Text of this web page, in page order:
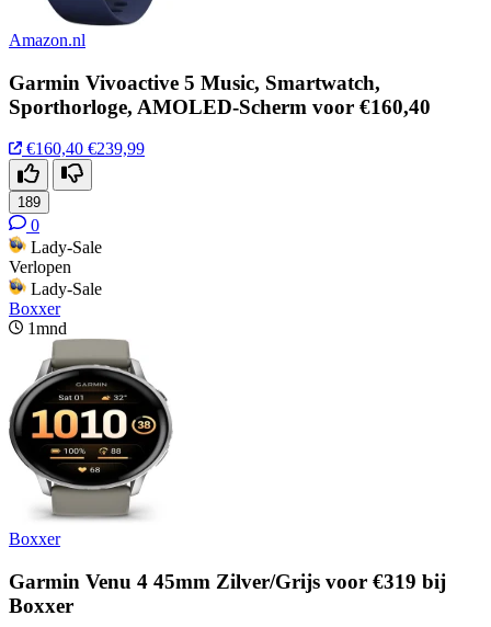
Amazon.nl
Garmin Vivoactive 5 Music, Smartwatch,
Sporthorloge, AMOLED-Scherm voor €160,40
€160,40 €239,99
189
0
Lady-Sale
Verlopen
Lady-Sale
Boxxer
1mnd
Boxxer
Garmin Venu 4 45mm Zilver/Grijs voor €319 bij
Boxxer